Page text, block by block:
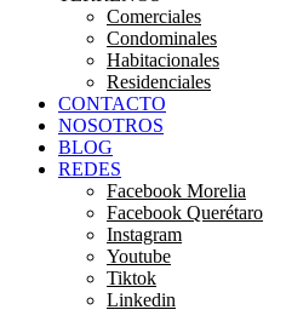
Comerciales
Condominales
Habitacionales
Residenciales
CONTACTO
NOSOTROS
BLOG
REDES
Facebook Morelia
Facebook Querétaro
Instagram
Youtube
Tiktok
Linkedin